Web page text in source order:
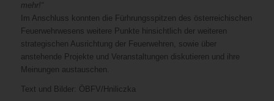
mehr!“
Im Anschluss konnten die Fürhrungsspitzen des österreichischen
Feuerwehrwesens weitere Punkte hinsichtlich der weiteren
strategischen Ausrichtung der Feuerwehren, sowie über
anstehende Projekte und Veranstaltungen diskutieren und ihre
Meinungen austauschen.
Text und Bilder: ÖBFV/Hniliczka